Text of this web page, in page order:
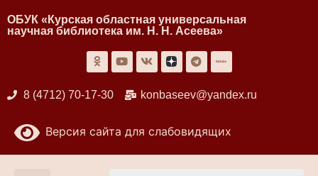
ОБУК «Курская областная универсальная
научная библиотека им. Н. Н. Асеева»
8 (4712) 70-17-30 konbaseev@yandex.ru
Версия сайта для слабовидящих